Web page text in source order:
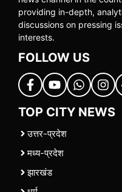
providing in-depth,
discussions on pressing
interests.
FOLLOW US
TOP CITY NEWS
उत्तर-प्रदेश
मध्य-प्रदेश
झारखंड